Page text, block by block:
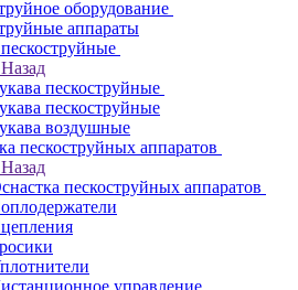
оборудование
аппараты
Назад
пескоструйные
пескоструйные
воздушные
пескоструйных аппаратов
Назад
пескоструйных аппаратов
управление